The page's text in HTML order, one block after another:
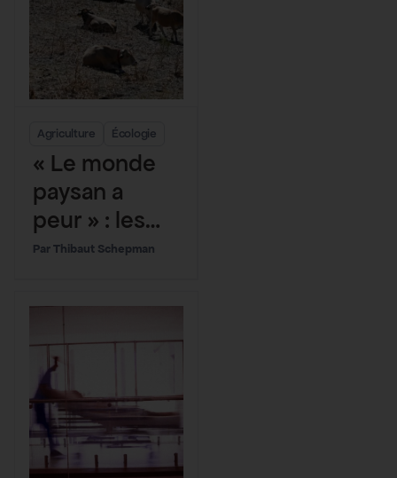
Agriculture Écologie
« Le monde
paysan a
peur » : les
récoltes
après un
début d’été
catastrophiqu
e
Thibaut Schepman